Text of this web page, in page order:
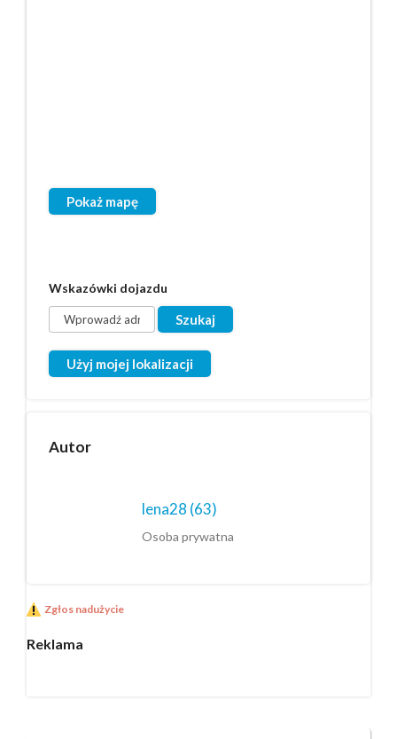
Pokaż mapę
Wskazówki dojazdu
Użyj mojej lokalizacji
Autor
lena28 (63)
Osoba prywatna
Zgłos nadużycie
Reklama